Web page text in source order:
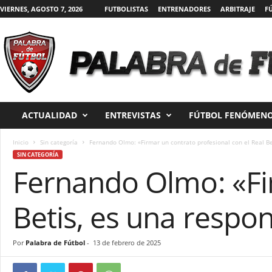
VIERNES, AGOSTO 7, 2026 FUTBOLISTAS ENTRENADORES ARBITRAJE
P
a
a
b
r
a
F
b
|
ACTUALIDAD ENTREVISTAS FÚTBOL
Inicio Sin categoría Fernando Olmo: «Firmar un contrato profesional con el Real
SIN CATEGORÍA
Fernando Olmo:
Betis, es una
Por Palabra de Fútbol - 13 de febrero de 2025